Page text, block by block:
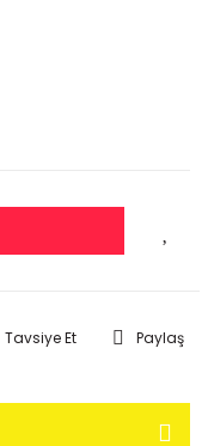
Tavsiye Et Paylaş